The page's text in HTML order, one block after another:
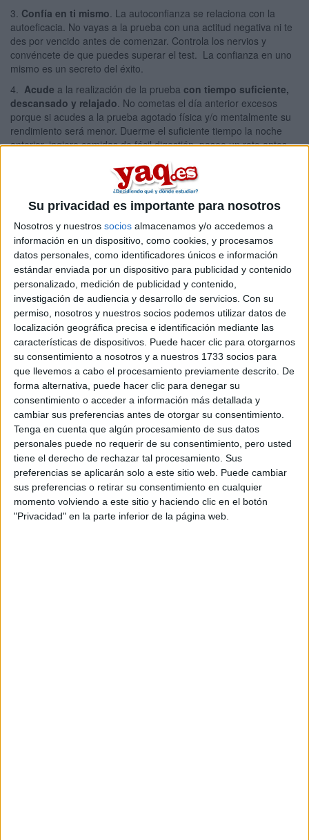
Su privacidad es importante para nosotros
Nosotros y nuestros socios almacenamos y/o accedemos a
información en un dispositivo, como cookies, y procesamos
datos personales, como identificadores únicos e información
estándar enviada por un dispositivo para publicidad y contenido
personalizado, medición de publicidad y contenido,
investigación de audiencia y desarrollo de servicios. Con su
permiso, nosotros y nuestros socios podemos utilizar datos de
localización geográfica precisa e identificación mediante las
características de dispositivos. Puede hacer clic para otorgarnos
su consentimiento a nosotros y a nuestros 1733 socios para
que llevemos a cabo el procesamiento previamente descrito. De
forma alternativa, puede hacer clic para denegar su
consentimiento o acceder a información más detallada y
cambiar sus preferencias antes de otorgar su consentimiento.
Tenga en cuenta que algún procesamiento de sus datos
personales puede no requerir de su consentimiento, pero usted
tiene el derecho de rechazar tal procesamiento. Sus
preferencias se aplicarán solo a este sitio web. Puede cambiar
sus preferencias o retirar su consentimiento en cualquier
momento volviendo a este sitio y haciendo clic en el botón
"Privacidad" en la parte inferior de la página web.
3. Confía en ti mismo . La autoconfianza se relaciona con la
autoeficacia. No vayas a la prueba con una actitud negativa ni te
des por vencido antes de comenzar. Controla los nervios y
convéncete de que puedes superar el test. La confianza en uno
mismo es un secreto del éxito.
4. Acude a la realización de la prueba con tiempo suficiente,
descansado y relajado . No cometas el día anterior excesos
porque si acudes a la prueba agotado física y/o mentalmente su
rendimiento será menor. Duerme el suficiente tiempo la noche
anterior, ingiere comidas de fácil digestión, pasee un rato antes
Escucha y/o lee con la mayor atención las instrucciones
que preceden a cada test y asegúrate de que las ha entendido
correctamente. Antes de comenzar a responder debes tener
claro qué has de hacer. Sigue las instrucciones al pie de la letra.
Sobre todo si tienes que responder sobre una hoja de lectura
óptica: si no lo haces en el lugar y forma adecuada, tus
respuestas quedarán anuladas automáticamente.
6. Antes de comenzar,echa un vistazo general a toda la
prueba.Así te formarás una idea aproximada de su extensión,
contenido, dificultades, etc. Esto te ayudará a distribuir
correctamente tu tiempo y a acomodar la velocidad de respuesta
en función del mismo.
7.Trabaja sin interrupción ni distracción. Los test de aptitudes
e inteligencia general tienen un tiempo limitado de realización.
Comienza a trabajar cuando te den la señal y no pierdas tiempo.
Trabaja deprisa, pero también con seguridad. No te desanimes si
al cumplirse el tiempo concedido no has respondido a todas las
preguntas. Los tests están calculados para que sólo un 3% de los
candidatos pueda responder a todas las cuestiones.
8.Si una respuesta se te resiste, déjela . No dediques mucho
tiempo a ninguna pregunta, ya que todas las respuestas tienen el
mismo valor. Demorarte en exceso en una pregunta, quiere decir
que dejarás otras sin responder. Por intentar conseguir un punto